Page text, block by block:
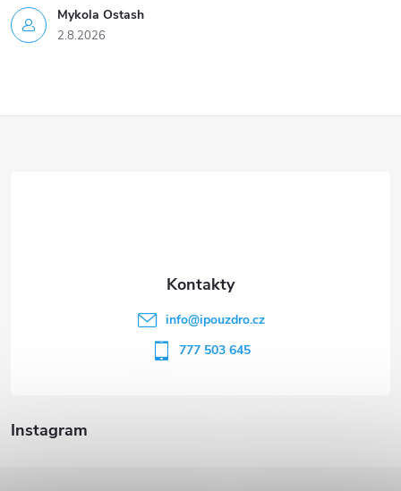
Mykola Ostash
2.8.2026
Instagram
info@ipouzdro.cz
777 503 645